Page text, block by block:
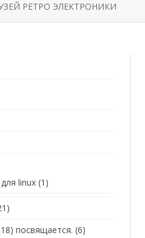
РЕТРО ЭЛЕКТРОНИКИ
linux (1)
посвящается. (6)